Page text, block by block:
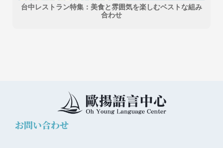
台中レストラン特集：美食と雰囲気を楽しむベストな組み
合わせ
お問い合わせ